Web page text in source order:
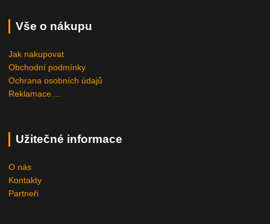
Vše o nákupu
Jak nakupovat
Obchodní podmínky
Ochrana osobních údajů
Reklamace....
Užitečné informace
O nás
Kontakty
Partneři